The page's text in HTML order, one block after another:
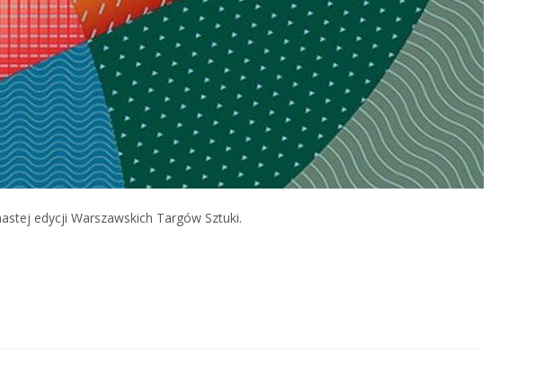
edycji Warszawskich Targów Sztuki.